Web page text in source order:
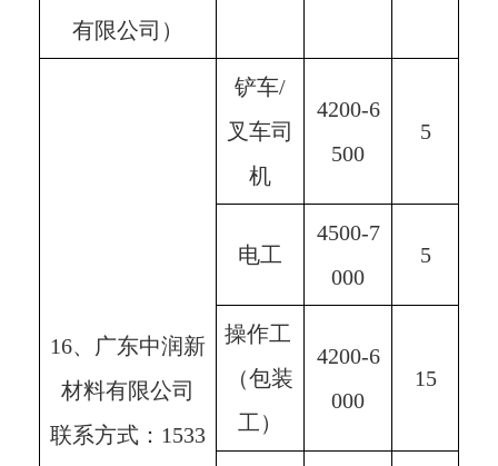
有限公司）
16、广东中润新
材料有限公司
联系方式：1533
铲车/
叉车司
机
4200-6
500
5
电工
4500-7
000
5
操作工
（包装
工）
4200-6
000
15